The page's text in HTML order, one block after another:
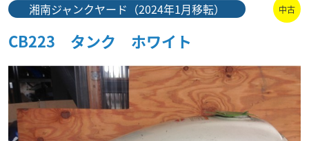
湘南ジャンクヤード（2024年1月移転）
CB223 タンク ホワイト
中古